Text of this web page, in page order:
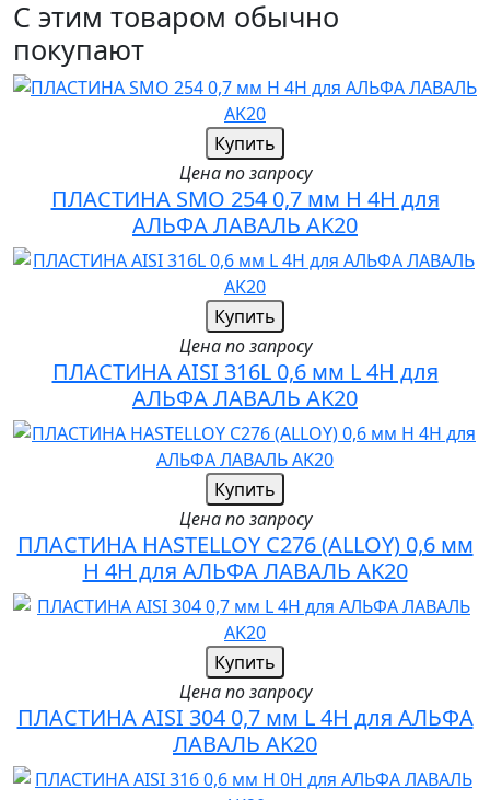
С этим товаром обычно
покупают
Купить
Цена по запросу
ПЛАСТИНА SMO 254 0,7 мм H 4H для
АЛЬФА ЛАВАЛЬ AK20
Купить
Цена по запросу
ПЛАСТИНА AISI 316L 0,6 мм L 4H для
АЛЬФА ЛАВАЛЬ AK20
Купить
Цена по запросу
ПЛАСТИНА HASTELLOY C276 (ALLOY) 0,6 мм
H 4H для АЛЬФА ЛАВАЛЬ AK20
Купить
Цена по запросу
ПЛАСТИНА AISI 304 0,7 мм L 4H для АЛЬФА
ЛАВАЛЬ AK20